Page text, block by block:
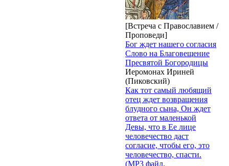
[Встреча с Православием /
Проповеди]
Бог ждет нашего согласия
Слово на Благовещение
Пресвятой Богородицы
Иеромонах Ириней
(Пиковский)
Как тот самый любящий
отец ждет возвращения
блудного сына, Он ждет
ответа от маленькой
Девы, что в Ее лице
человечество даст
согласие, чтобы его, это
человечество, спасти.
(MP3 файл.